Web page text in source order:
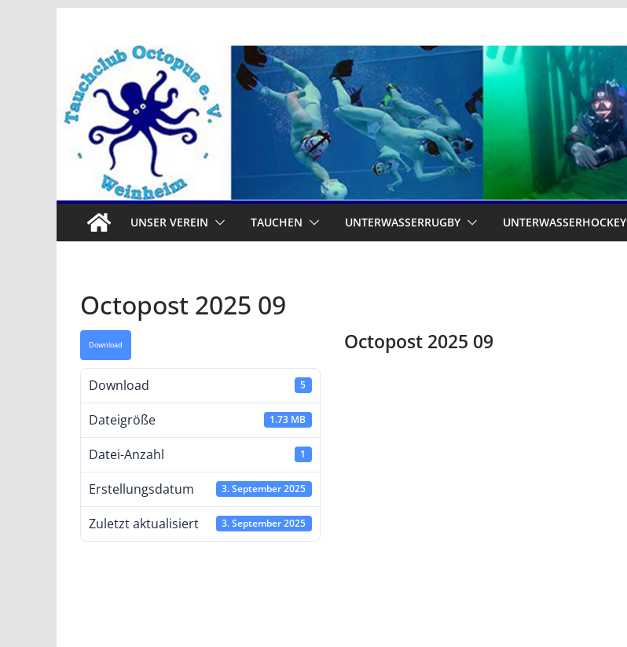
springen
UNSER VEREIN TAUCHEN UNTERWASSERRUGBY UNTERWASSERHOCKEY
Octopost 2025 09
Download
Download 5
Dateigröße 1.73 MB
Datei-Anzahl 1
Erstellungsdatum 3. September 2025
Zuletzt aktualisiert 3. September 2025
Octopost 2025 09